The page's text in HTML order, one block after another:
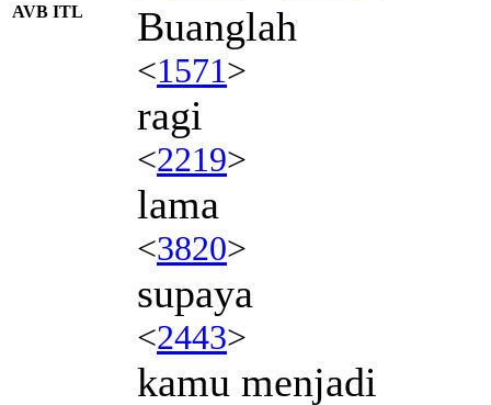
AVB ITL Buanglah
<1571>
ragi
<2219>
lama
<3820>
supaya
<2443>
kamu menjadi